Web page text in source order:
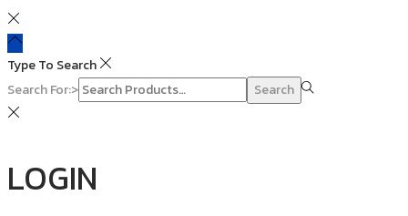
Type To Search
Search For:>
Search
LOGIN